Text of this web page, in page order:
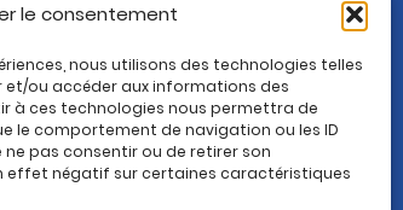
le consentement
nous utilisons des technologies telles
et/ou accéder aux informations des
à ces technologies nous permettra de
le comportement de navigation ou les ID
ne pas consentir ou de retirer son
effet négatif sur certaines caractéristiques
nous sur :
Paroisse de Montrouge